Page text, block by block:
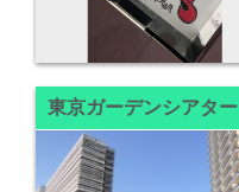
東京ガーデンシアター